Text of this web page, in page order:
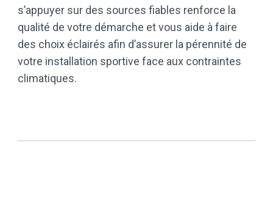
s’appuyer sur des sources fiables renforce la
qualité de votre démarche et vous aide à faire
des choix éclairés afin d’assurer la pérennité de
votre installation sportive face aux contraintes
climatiques.